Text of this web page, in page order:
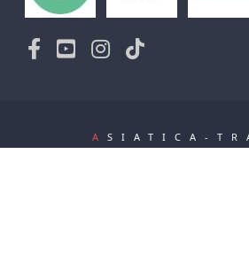
A SIATICA-